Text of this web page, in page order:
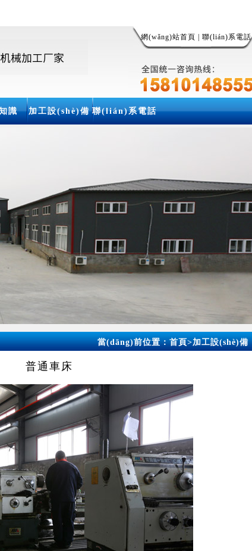
網(wǎng)站首頁 聯(lián)系電話
識 加工設(shè)備 聯(lián)系電話
當(dāng)前位置：首頁>加工設(shè)備
普通車床